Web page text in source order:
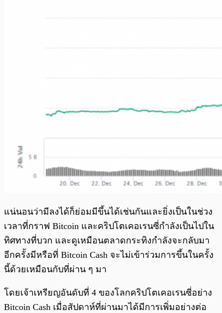
แน่นอนว่ามีลงได้ก็ย่อมมีขึ้นได้เช่นกันและยิ่งเป็นในช่วง
เวลาที่กราฟ Bitcoin และคริปโตเคอเรนซี่กำลังเป็นไปใน
ทิศทางที่บวก และดูเหมือนตลาดกระทิงกำลังจะกลับมา
อีกครั้งมีหรือที่ Bitcoin Cash จะไม่เข้าร่วมการขึ้นในครั้ง
นี้ด้วยเหมือนกับที่ผ่าน ๆ มา
โดยเจ้าเหรียญอันดับที่ 4 ของโลกคริปโตเคอเรนซี่อย่าง
Bitcoin Cash เมื่อสัปดาห์ที่ผ่านมาได้มีการเพิ่มอย่างต่อ